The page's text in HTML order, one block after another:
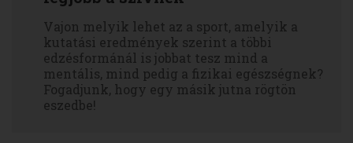
Vajon melyik lehet az a sport, amelyik a
kutatási eredmények szerint a többi
edzésformánál is jobbat tesz mind a
mentális, mind pedig a fizikai egészségnek?
Fogadjunk, hogy egy másik jutna rögtön
eszedbe!